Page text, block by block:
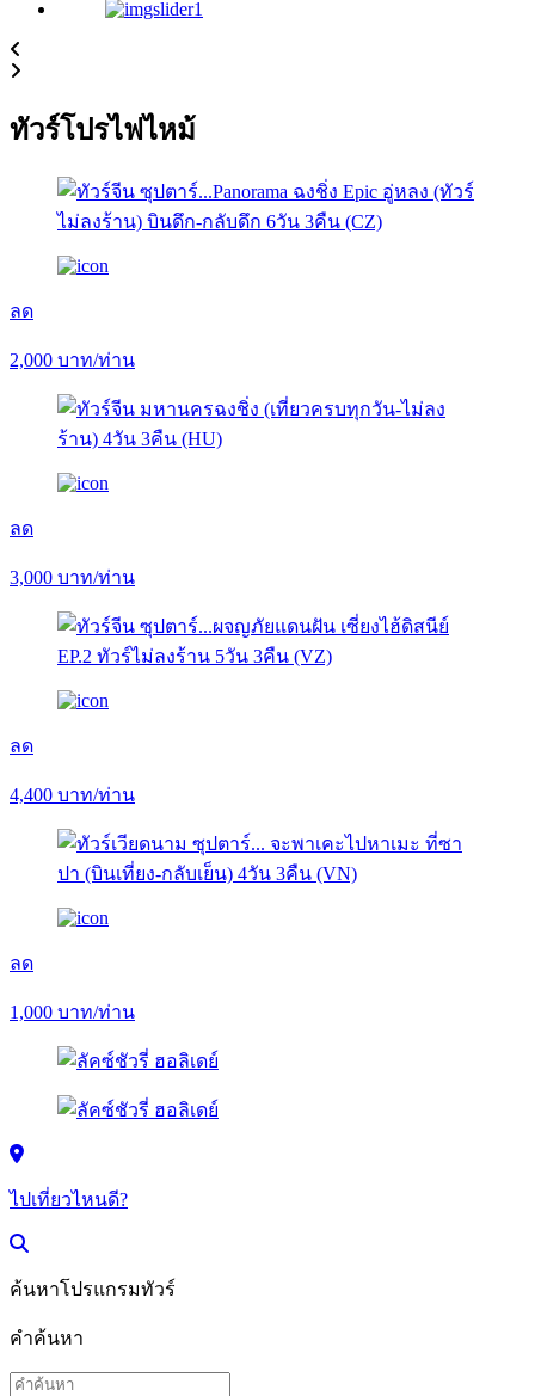
ทัวร์โปรไฟไหม้
ลด
2,000 บาท/ท่าน
ลด
3,000 บาท/ท่าน
ลด
4,400 บาท/ท่าน
ลด
1,000 บาท/ท่าน
ไปเที่ยวไหนดี?
ค้นหาโปรแกรมทัวร์
คำค้นหา